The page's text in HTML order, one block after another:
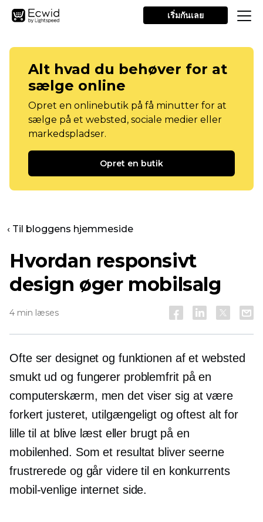
เริ่มกันเลย
Alt hvad du behøver for at
sælge online
Opret en onlinebutik på få minutter for at
sælge på et websted, sociale medier eller
markedspladser.
Opret en butik
‹ Til bloggens hjemmeside
Hvordan responsivt
design øger mobilsalg
4 min læses
Ofte ser designet og funktionen af ​​et websted
smukt ud og fungerer problemfrit på en
computerskærm, men det viser sig at være
forkert justeret, utilgængeligt og oftest alt for
lille til at blive læst eller brugt på en
mobilenhed. Som et resultat bliver seerne
frustrerede og går videre til en konkurrents
mobil-venligeinternet side.